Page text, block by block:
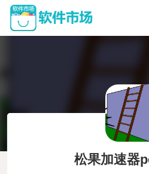
松果加速器